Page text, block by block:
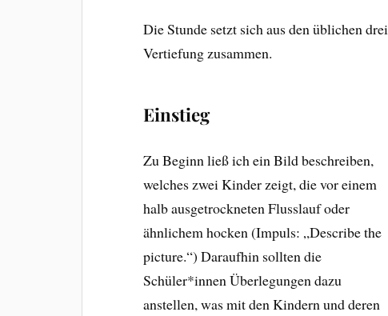
Die Stunde setzt sich aus den üblichen
Vertiefung zusammen.
Einstieg
Zu Beginn ließ ich ein Bild beschreiben,
welches zwei Kinder zeigt, die vor einem
halb ausgetrockneten Flusslauf oder
ähnlichem hocken (Impuls: „Describe the
picture.“) Daraufhin sollten die
Schüler*innen Überlegungen dazu
anstellen, was mit den Kindern und deren